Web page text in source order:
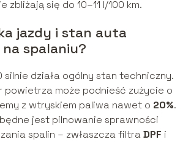
zbliżają się do 10–11 l/100 km.
jazdy i stan auta
spalaniu?
silnie działa ogólny stan techniczny.
powietrza może podnieść zużycie o
z wtryskiem paliwa nawet o 20%.
jest pilnowanie sprawności
spalin – zwłaszcza filtraDPF i